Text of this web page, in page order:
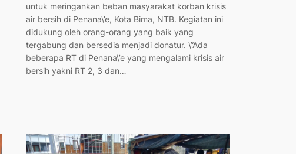
untuk meringankan beban masyarakat korban krisis
air bersih di Penana\’e, Kota Bima, NTB. Kegiatan ini
didukung oleh orang-orang yang baik yang
tergabung dan bersedia menjadi donatur. \”Ada
beberapa RT di Penana\’e yang mengalami krisis air
bersih yakni RT 2, 3 dan…